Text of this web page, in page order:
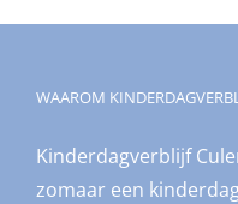
WAAROM
Kinderdagverblijf
zomaar een